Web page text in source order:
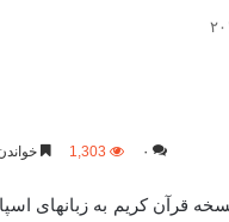
۰ 1,303 خواندن این
برپایی چادرهای تبلیغاتی و توزیع ۲۵۰ هزار نسخه